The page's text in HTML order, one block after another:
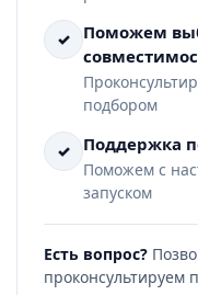
✓
Поможем
подбором
✓ Поддержка
Поможем с
запуском
Есть вопрос?
проконсультируем